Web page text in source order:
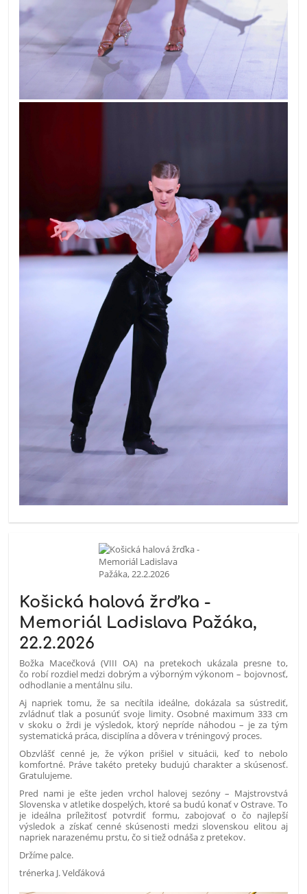
Košická halová žrďka -
Memoriál Ladislava Pažáka,
22.2.2026
Božka Macečková (VIII OA) na pretekoch ukázala presne to,
čo robí rozdiel medzi dobrým a výborným výkonom – bojovnosť,
odhodlanie a mentálnu silu.
Aj napriek tomu, že sa necítila ideálne, dokázala sa sústrediť,
zvládnuť tlak a posunúť svoje limity. Osobné maximum 333 cm
v skoku o žrdi je výsledok, ktorý nepríde náhodou – je za tým
systematická práca, disciplína a dôvera v tréningový proces.
Obzvlášť cenné je, že výkon prišiel v situácii, keď to nebolo
komfortné. Práve takéto preteky budujú charakter a skúsenosť.
Gratulujeme.
Pred nami je ešte jeden vrchol halovej sezóny – Majstrovstvá
Slovenska v atletike dospelých, ktoré sa budú konať v Ostrave. To
je ideálna príležitosť potvrdiť formu, zabojovať o čo najlepší
výsledok a získať cenné skúsenosti medzi slovenskou elitou aj
napriek narazenému prstu, čo si tiež odnáša z pretekov.
Držíme palce.
trénerka J. Velďáková